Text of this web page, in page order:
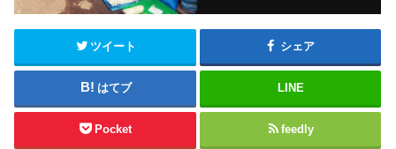
ツイート シェア
はてブ LINE
Pocket feedly